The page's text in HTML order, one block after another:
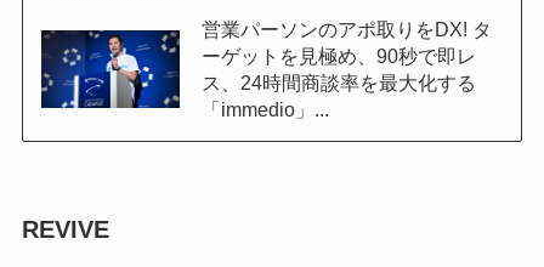
営業パーソンのアポ取りをDX! タ
ーゲットを見極め、90秒で即レ
ス、24時間商談率を最大化する
「immedio」...
REVIVE